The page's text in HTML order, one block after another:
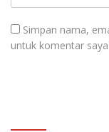
Simpan nama,
untuk komentar